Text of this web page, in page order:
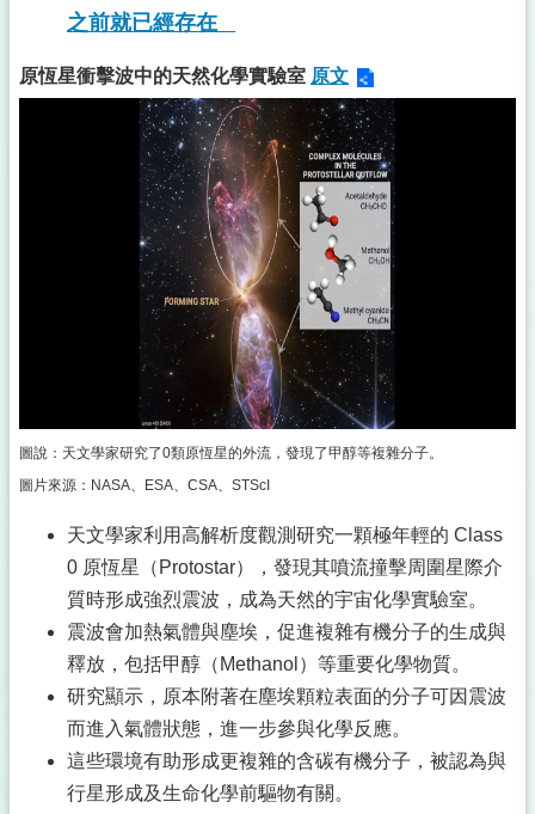
之前就已經存在
原恆星衝擊波中的天然化學實驗室 原文
圖說：天文學家研究了0類原恆星的外流，發現了甲醇等複雜分子。
圖片來源：NASA、ESA、CSA、STScI
天文學家利用高解析度觀測研究一顆極年輕的 Class
0 原恆星（Protostar），發現其噴流撞擊周圍星際介
質時形成強烈震波，成為天然的宇宙化學實驗室。
震波會加熱氣體與塵埃，促進複雜有機分子的生成與
釋放，包括甲醇（Methanol）等重要化學物質。
研究顯示，原本附著在塵埃顆粒表面的分子可因震波
而進入氣體狀態，進一步參與化學反應。
這些環境有助形成更複雜的含碳有機分子，被認為與
行星形成及生命化學前驅物有關。